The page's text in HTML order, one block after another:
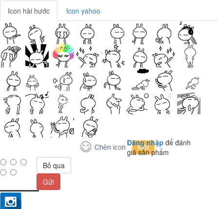
Icon hài hước Icon yahoo
Đăng nhập để đánh
giá sản phẩm
Bỏ qua
Gửi